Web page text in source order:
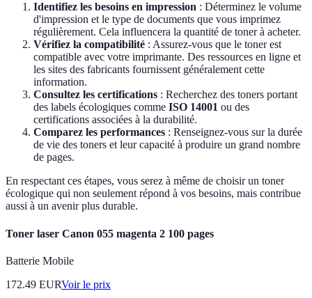
Identifiez les besoins en impression : Déterminez le volume
d'impression et le type de documents que vous imprimez
régulièrement. Cela influencera la quantité de toner à acheter.
Vérifiez la compatibilité : Assurez-vous que le toner est
compatible avec votre imprimante. Des ressources en ligne et
les sites des fabricants fournissent généralement cette
information.
Consultez les certifications : Recherchez des toners portant
des labels écologiques comme ISO 14001 ou des
certifications associées à la durabilité.
Comparez les performances : Renseignez-vous sur la durée
de vie des toners et leur capacité à produire un grand nombre
de pages.
En respectant ces étapes, vous serez à même de choisir un toner
écologique qui non seulement répond à vos besoins, mais contribue
aussi à un avenir plus durable.
Toner laser Canon 055 magenta 2 100 pages
Batterie Mobile
172.49 EURVoir le prix